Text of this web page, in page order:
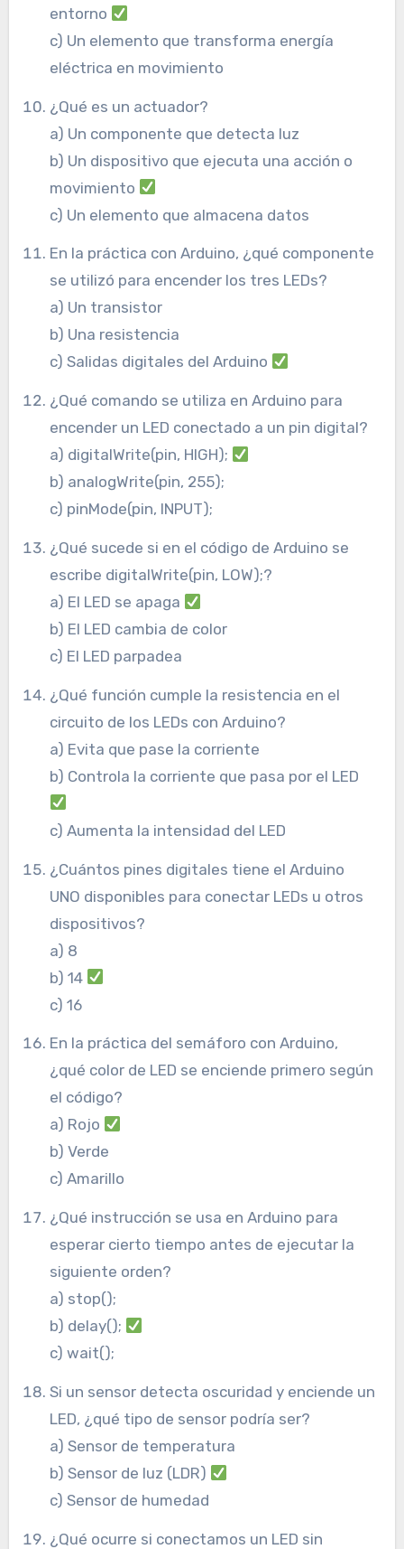
entorno
c) Un elemento que transforma energía
eléctrica en movimiento
¿Qué es un actuador?
a) Un componente que detecta luz
b) Un dispositivo que ejecuta una acción o
movimiento
c) Un elemento que almacena datos
En la práctica con Arduino, ¿qué componente
se utilizó para encender los tres LEDs?
a) Un transistor
b) Una resistencia
c) Salidas digitales del Arduino
¿Qué comando se utiliza en Arduino para
encender un LED conectado a un pin digital?
a) digitalWrite(pin, HIGH);
b) analogWrite(pin, 255);
c) pinMode(pin, INPUT);
¿Qué sucede si en el código de Arduino se
escribe digitalWrite(pin, LOW);?
a) El LED se apaga
b) El LED cambia de color
c) El LED parpadea
¿Qué función cumple la resistencia en el
circuito de los LEDs con Arduino?
a) Evita que pase la corriente
b) Controla la corriente que pasa por el LED
c) Aumenta la intensidad del LED
¿Cuántos pines digitales tiene el Arduino
UNO disponibles para conectar LEDs u otros
dispositivos?
a) 8
b) 14
c) 16
En la práctica del semáforo con Arduino,
¿qué color de LED se enciende primero según
el código?
a) Rojo
b) Verde
c) Amarillo
¿Qué instrucción se usa en Arduino para
esperar cierto tiempo antes de ejecutar la
siguiente orden?
a) stop();
b) delay();
c) wait();
Si un sensor detecta oscuridad y enciende un
LED, ¿qué tipo de sensor podría ser?
a) Sensor de temperatura
b) Sensor de luz (LDR)
c) Sensor de humedad
¿Qué ocurre si conectamos un LED sin